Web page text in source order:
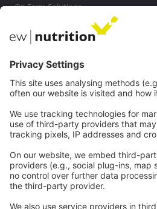
On Farm Solutions
Kontakt
Karriere
Rechtliches
Datenschutz
AGB
Hinweisgeberschutz